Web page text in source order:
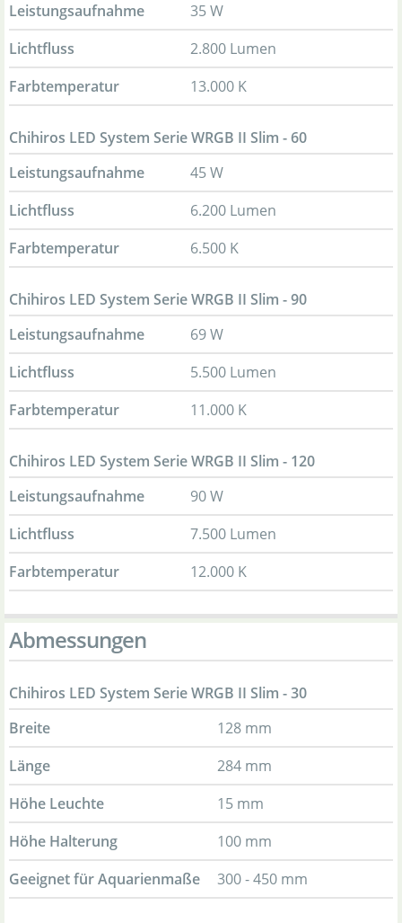
Leistungsaufnahme
35 W
Lichtfluss
2.800 Lumen
Farbtemperatur
13.000 K
Chihiros LED System Serie WRGB II Slim - 60
Leistungsaufnahme
45 W
Lichtfluss
6.200 Lumen
Farbtemperatur
6.500 K
Chihiros LED System Serie WRGB II Slim - 90
Leistungsaufnahme
69 W
Lichtfluss
5.500 Lumen
Farbtemperatur
11.000 K
Chihiros LED System Serie WRGB II Slim - 120
Leistungsaufnahme
90 W
Lichtfluss
7.500 Lumen
Farbtemperatur
12.000 K
Abmessungen
Chihiros LED System Serie WRGB II Slim - 30
Breite
128 mm
Länge
284 mm
Höhe Leuchte
15 mm
Höhe Halterung
100 mm
Geeignet für Aquarienmaße
300 - 450 mm